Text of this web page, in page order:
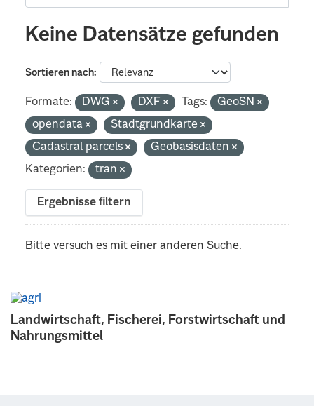
Landwirtschaft, Fischerei, Forstwirtschaft und
Nahrungsmittel
Keine Datensätze gefunden
Sortieren nach
Formate: DWG DXF Tags:
GeoSN
opendata
Stadtgrundkarte
Cadastral parcels
Geobasisdaten
Kategorien:
tran
Ergebnisse filtern
Bitte versuch es mit einer anderen Suche.